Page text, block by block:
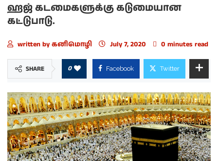
ஹஜ் கடமைகளுக்கு கடுமையான
கட்டுபாடு.
written by கனிமொழி July 7, 2020 0 minutes read
SHARE 0 Facebook Twitter